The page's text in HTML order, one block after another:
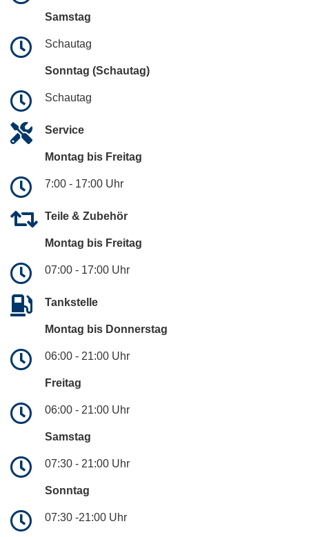
Samstag
Schautag
Sonntag (Schautag)
Schautag
Service
Montag bis Freitag
7:00 - 17:00 Uhr
Teile & Zubehör
Montag bis Freitag
07:00 - 17:00 Uhr
Tankstelle
Montag bis Donnerstag
06:00 - 21:00 Uhr
Freitag
06:00 - 21:00 Uhr
Samstag
07:30 - 21:00 Uhr
Sonntag
07:30 -21:00 Uhr